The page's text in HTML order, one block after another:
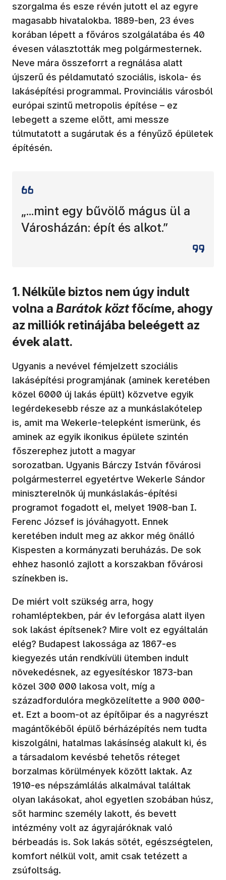
szorgalma és esze révén jutott el az egyre
magasabb hivatalokba. 1889-ben, 23 éves
korában lépett a főváros szolgálatába és 40
évesen választották meg polgármesternek.
Neve mára összeforrt a regnálása alatt
újszerű és példamutató szociális, iskola- és
lakásépítési programmal. Provinciális városból
európai szintű metropolis építése – ez
lebegett a szeme előtt, ami messze
túlmutatott a sugárutak és a fényűző épületek
építésén.
„...mint egy bűvölő mágus ül a
Városházán: épít és alkot.”
1. Nélküle biztos nem úgy indult
volna a Barátok köztfőcíme, ahogy
az milliók retinájába beleégett az
évek alatt.
Ugyanis a nevével fémjelzett szociális
lakásépítési programjának (aminek keretében
közel 6000 új lakás épült) közvetve egyik
legérdekesebb része az a munkáslakótelep
is, amit ma Wekerle-telepként ismerünk, és
aminek az egyik ikonikus épülete szintén
főszerephez jutott a magyar
sorozatban. Ugyanis Bárczy István fővárosi
polgármesterrel egyetértve Wekerle Sándor
miniszterelnök új munkáslakás-építési
programot fogadott el, melyet 1908-ban I.
Ferenc József is jóváhagyott. Ennek
keretében indult meg az akkor még önálló
Kispesten a kormányzati beruházás. De sok
ehhez hasonló zajlott a korszakban fővárosi
színekben is.
De miért volt szükség arra, hogy
rohamléptekben, pár év leforgása alatt ilyen
sok lakást építsenek? Mire volt ez egyáltalán
elég? Budapest lakossága az 1867-es
kiegyezés után rendkívüli ütemben indult
növekedésnek, az egyesítéskor 1873-ban
közel 300 000 lakosa volt, míg a
századfordulóra megközelítette a 900 000-
et. Ezt a boom-ot az építőipar és a nagyrészt
magántőkéből épülő bérházépítés nem tudta
kiszolgálni, hatalmas lakásínség alakult ki, és
a társadalom kevésbé tehetős réteget
borzalmas körülmények között laktak. Az
1910-es népszámlálás alkalmával találtak
olyan lakásokat, ahol egyetlen szobában húsz,
sőt harminc személy lakott, és bevett
intézmény volt az ágyrajáróknak való
bérbeadás is. Sok lakás sötét, egészségtelen,
komfort nélkül volt, amit csak tetézett a
zsúfoltság.